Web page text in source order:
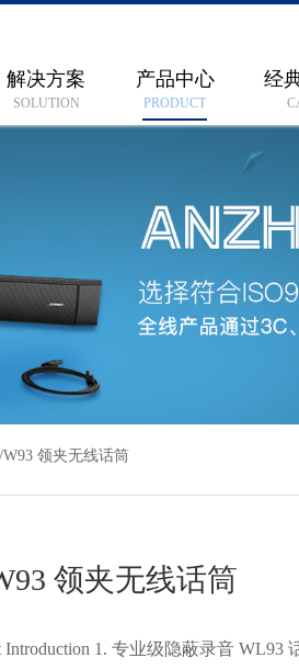
解决方案
SOLUTION
产品中心
PRODUCT
经
领夹无线话筒
领夹无线话筒
Introduction 1. 专业级隐蔽录音 WL93